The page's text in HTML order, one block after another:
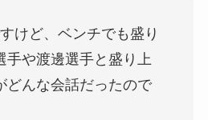
けど、ベンチでも盛り
手や渡邊選手と盛り上
どんな会話だったので